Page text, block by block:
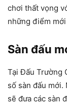
chơi thất vọng
những điểm
Sàn đấu
Tại Đấu Trường
số sàn đấu mới.
sẽ đưa các sàn